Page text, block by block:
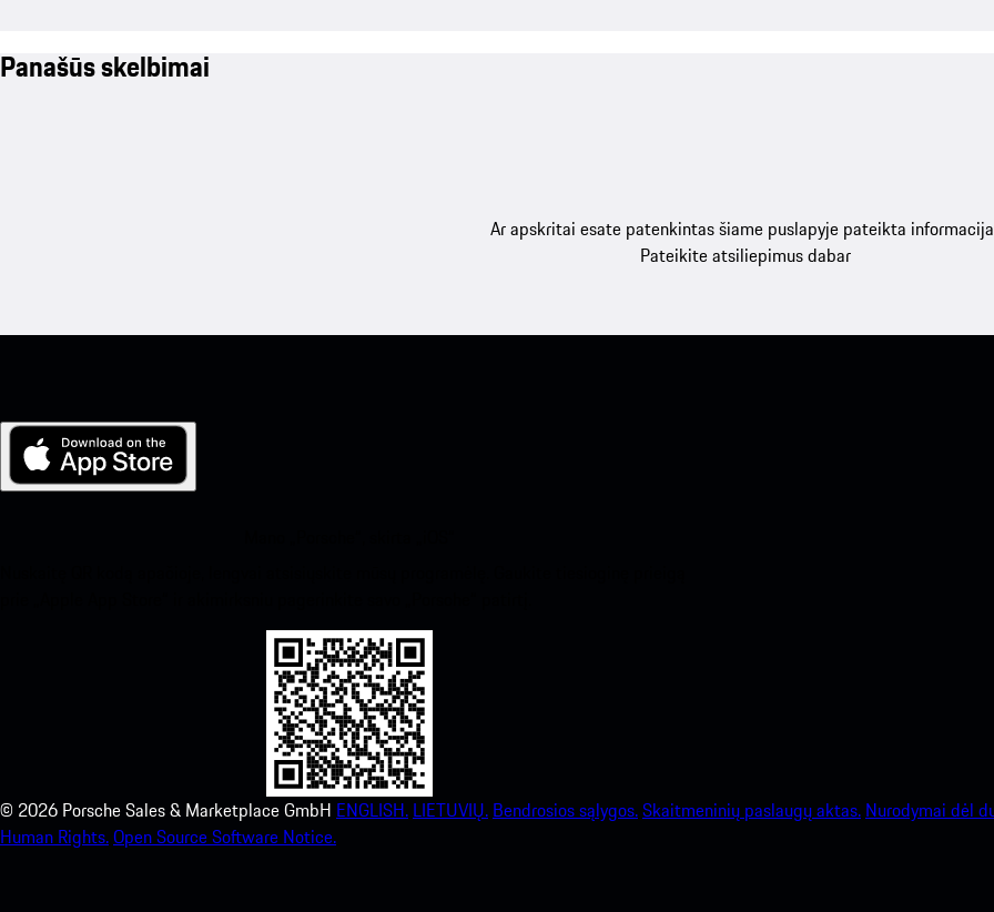
Panašūs skelbimai
Ar apskritai esate patenkintas šiame puslapyje pateikta
Pateikite atsiliepimus dabar
© 2026 Porsche Sales & Marketplace GmbH ENGLISH. LIETUVIŲ. Bendrosios sąlygos.Skaitmeninių paslaugų aktas. Nurodymai dėl
Human Rights.Open Source Software Notice.